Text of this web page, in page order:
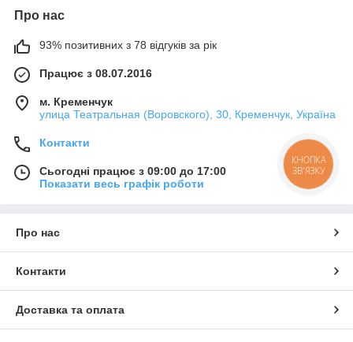
Про нас
93% позитивних з 78 відгуків за рік
Працює з 08.07.2016
м. Кременчук
улица Театральная (Воровского), 30, Кременчук, Україна
Контакти
Сьогодні працює з 09:00 до 17:00
Показати весь графік роботи
Про нас
Контакти
Доставка та оплата
КНОПКА
ЗВ'ЯЗКУ